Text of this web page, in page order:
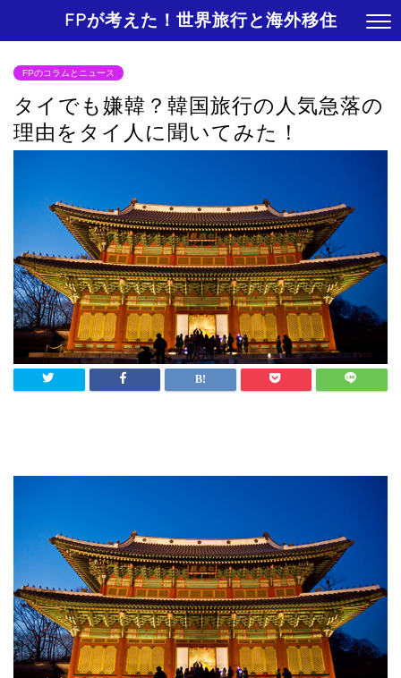
FPが考えた！世界旅行と海外移住
FPのコラムとニュース
タイでも嫌韓？韓国旅行の人気急落の
理由をタイ人に聞いてみた！